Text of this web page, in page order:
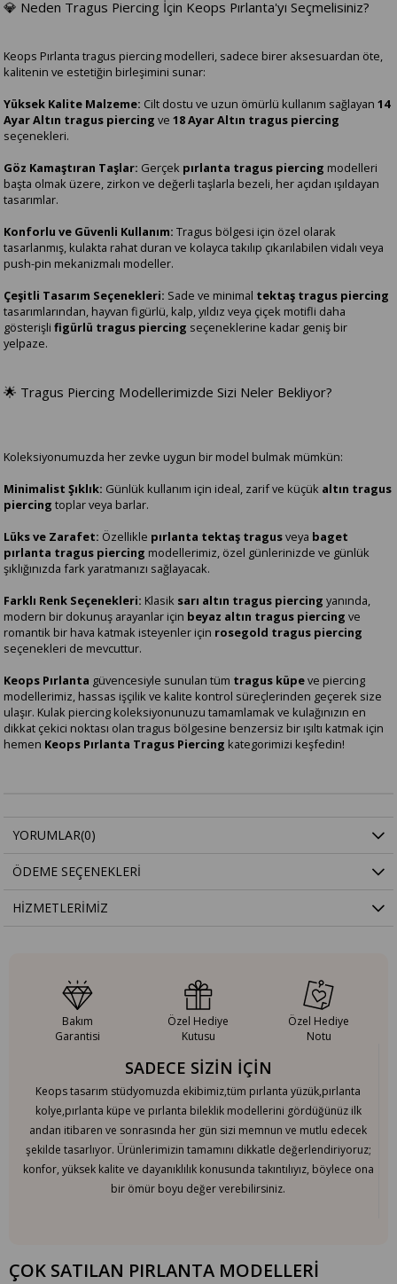
💎 Neden Tragus Piercing İçin Keops Pırlanta'yı Seçmelisiniz?
Keops Pırlanta tragus piercing modelleri, sadece birer aksesuardan öte,
kalitenin ve estetiğin birleşimini sunar:
Yüksek Kalite Malzeme: Cilt dostu ve uzun ömürlü kullanım sağlayan14
Ayar Altın tragus piercing ve18 Ayar Altın tragus piercing
seçenekleri.
Göz Kamaştıran Taşlar: Gerçek pırlanta tragus piercing modelleri
başta olmak üzere, zirkon ve değerli taşlarla bezeli, her açıdan ışıldayan
tasarımlar.
Konforlu ve Güvenli Kullanım: Tragus bölgesi için özel olarak
tasarlanmış, kulakta rahat duran ve kolayca takılıp çıkarılabilen vidalı veya
push-pin mekanizmalı modeller.
Çeşitli Tasarım Seçenekleri: Sade ve minimal tektaş tragus piercing
tasarımlarından, hayvan figürlü, kalp, yıldız veya çiçek motifli daha
gösterişlifigürlü tragus piercing seçeneklerine kadar geniş bir
yelpaze.
🌟 Tragus Piercing Modellerimizde Sizi Neler Bekliyor?
Koleksiyonumuzda her zevke uygun bir model bulmak mümkün:
Minimalist Şıklık: Günlük kullanım için ideal, zarif ve küçük altın tragus
piercing toplar veya barlar.
Lüks ve Zarafet: Özellikle pırlanta tektaş tragusveya baget
pırlanta tragus piercing modellerimiz, özel günlerinizde ve günlük
şıklığınızda fark yaratmanızı sağlayacak.
Farklı Renk Seçenekleri: Klasik sarı altın tragus piercing yanında,
modern bir dokunuş arayanlar için beyaz altın tragus piercing ve
romantik bir hava katmak isteyenler için rosegold tragus piercing
seçenekleri de mevcuttur.
Keops Pırlanta güvencesiyle sunulan tüm tragus küpeve piercing
modellerimiz, hassas işçilik ve kalite kontrol süreçlerinden geçerek size
ulaşır. Kulak piercing koleksiyonunuzu tamamlamak ve kulağınızın en
dikkat çekici noktası olan tragus bölgesine benzersiz bir ışıltı katmak için
hemen Keops Pırlanta Tragus Piercing kategorimizi keşfedin!
YORUMLAR(0)
ÖDEME SEÇENEKLERI
HIZMETLERIMIZ
SADECE SİZİN İÇİN
Keops tasarım stüdyomuzda ekibimiz,tüm pırlanta yüzük,pırlanta
kolye,pırlanta küpe ve pırlanta bileklik modellerini gördüğünüz ilk
andan itibaren ve sonrasında her gün sizi memnun ve mutlu edecek
şekilde tasarlıyor. Ürünlerimizin tamamını dikkatle değerlendiriyoruz;
konfor, yüksek kalite ve dayanıklılık konusunda takıntılıyız, böylece ona
bir ömür boyu değer verebilirsiniz.
Bakım
Garantisi
Özel Hediye
Kutusu
Özel Hediye
Notu
ÇOK SATILAN PIRLANTA MODELLERİ